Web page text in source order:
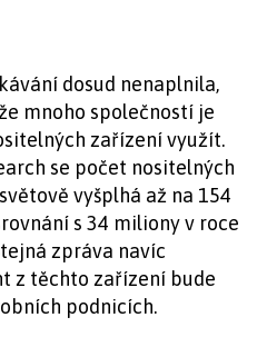
dosud nenaplnila,
mnoho společností je
zařízení využít.
se počet nositelných
vyšplhá až na 154
s 34 miliony v roce
zpráva navíc
z těchto zařízení bude
podnicích.